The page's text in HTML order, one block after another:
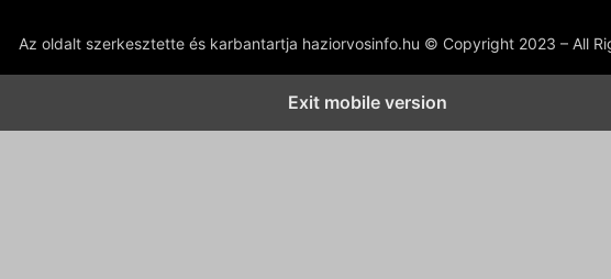
Az oldalt szerkesztette és karbantartja haziorvosinfo.hu © Copyright 2023 – All
Exit mobile version